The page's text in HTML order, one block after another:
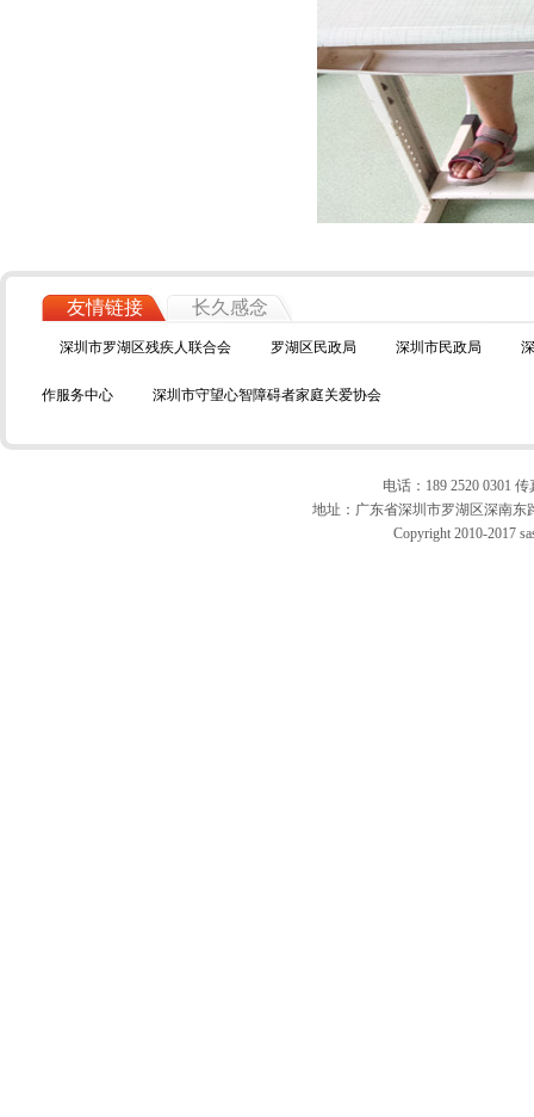
友情链接 长久感念
深圳市罗湖区残疾人联合会 罗湖区民政局 深圳市民政局
作服务中心 深圳市守望心智障碍者家庭关爱协会
电话：189 2520 0301 传
地址：广东省深圳市罗湖区深南东
Copyright 2010-2017